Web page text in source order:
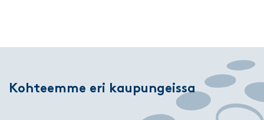
Kohteemme eri kaupungeissa